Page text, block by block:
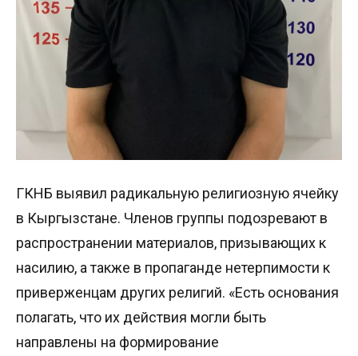
ГКНБ выявил радикальную религиозную ячейку
в Кыргызстане. Членов группы подозревают в
распространении материалов, призывающих к
насилию, а также в пропаганде нетерпимости к
приверженцам других религий. «Есть основания
полагать, что их действия могли быть
направлены на формирование